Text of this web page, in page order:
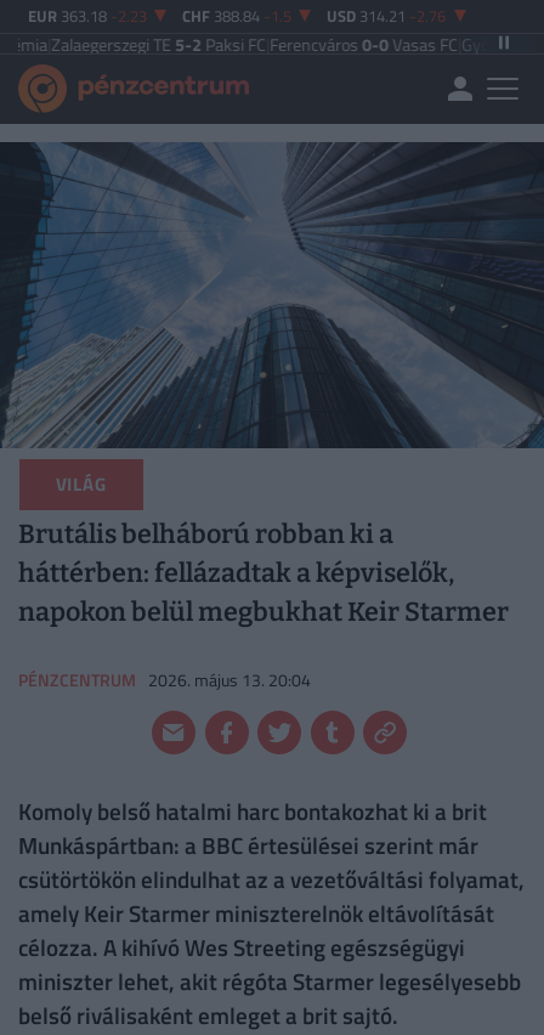
EUR 363.18 -2.23 CHF 388.84 -1.5 USD 314.21 -2.76
TE5-2Paksi FC|Ferencváros0-0Vasas FC|Győri ETO FC
VILÁG
Brutális belháború robban ki a
háttérben: fellázadtak a képviselők,
napokon belül megbukhat Keir Starmer
PÉNZCENTRUM 2026. május 13. 20:04
Komoly belső hatalmi harc bontakozhat ki a brit
Munkáspártban: a BBC értesülései szerint már
csütörtökön elindulhat az a vezetőváltási folyamat,
amely Keir Starmer miniszterelnök eltávolítását
célozza. A kihívó Wes Streeting egészségügyi
miniszter lehet, akit régóta Starmer legesélyesebb
belső riválisaként emleget a brit sajtó.